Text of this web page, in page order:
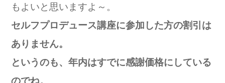
もよいと思いますよ ～。
セルフプロデュース講座に参加した方の割引は
ありません。
というのも、年内はすでに感謝価格にしている
のでね。